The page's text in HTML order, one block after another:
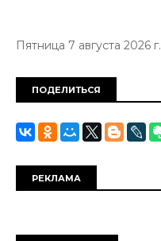
Пятница 7 августа 2026 г.
ПОДЕЛИТЬСЯ
РЕКЛАМА